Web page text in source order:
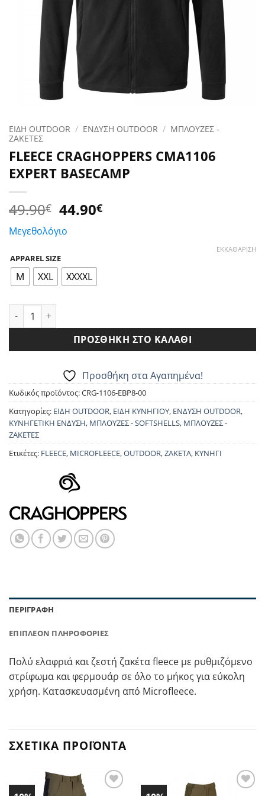
ΕΙΔΗ OUTDOOR / ΕΝΔΥΣΗ OUTDOOR / ΜΠΛΟΥΖΕΣ -
ΖΑΚΕΤΕΣ
FLEECE CRAGHOPPERS CMA1106
EXPERT BASECAMP
49.90€ Original
was:
49.90€.
44.90€Η
Μεγεθολόγιο
APPAREL SIZE
M XXL XXXXL
ΕΚΚΑΘΆΡΙΣΗ
FLEECE CRAGHOPPERS CMA1106 EXPERT BASECAMP ποσότητα
ΠΡΟΣΘΉΚΗ ΣΤΟ ΚΑΛΆΘΙ
Προσθήκη στα Αγαπημένα!
Κωδικός προϊόντος:CRG-1106-EBP8-00
Κατηγορίες: ΕΙΔΗ OUTDOOR, ΕΙΔΗ ΚΥΝΗΓΙΟΥ, ΕΝΔΥΣΗ OUTDOOR,
ΚΥΝΗΓΕΤΙΚΗ ΕΝΔΥΣΗ, ΜΠΛΟΥΖΕΣ - SOFTSHELLS, ΜΠΛΟΥΖΕΣ -
ΖΑΚΕΤΕΣ
Ετικέτες: FLEECE, MICROFLEECE,OUTDOOR,ΖΑΚΕΤΑ, ΚΥΝΗΓΙ
ΠΕΡΙΓΡΑΦΉ
ΕΠΙΠΛΈΟΝ ΠΛΗΡΟΦΟΡΊΕΣ
Πολύ ελαφριά και ζεστή ζακέτα fleece με ρυθμιζόμενο
στρίφωμα και φερμουάρ σε όλο το μήκος για εύκολη
χρήση. Κατασκευασμένη από Microfleece.
ΣΧΕΤΙΚΆ ΠΡΟΪΌΝΤΑ